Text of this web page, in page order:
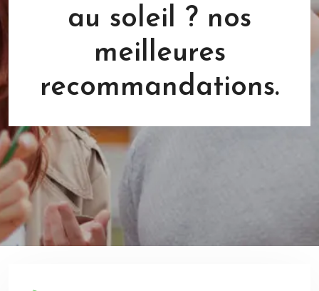
au soleil ? nos
meilleures
recommandations.